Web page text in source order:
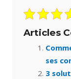
Articles
ses
3